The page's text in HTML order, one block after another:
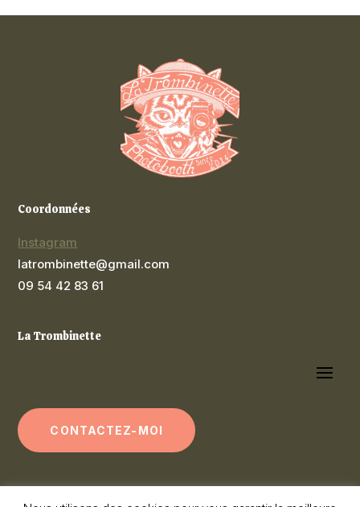
Coordonnées
Instagram
latrombinette@gmail.com
09 54 42 83 61
La Trombinette
CONTACTEZ-MOI